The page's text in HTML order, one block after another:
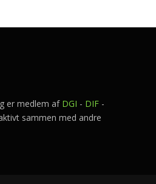
er medlem af DGI - DIF -
sammen med andre